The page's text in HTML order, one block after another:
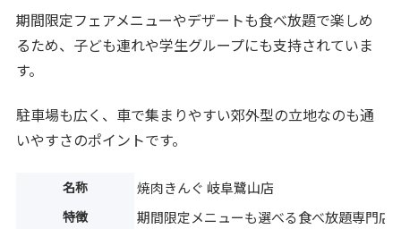
期間限定フェアメニューやデザートも食べ放題で楽しめ
るため、子ども連れや学生グループにも支持されていま
す。
駐車場も広く、車で集まりやすい郊外型の立地なのも通
いやすさのポイントです。
名称 焼肉きんぐ 岐阜鷺山店
特徴 期間限定メニューも選べる食べ放題専門店